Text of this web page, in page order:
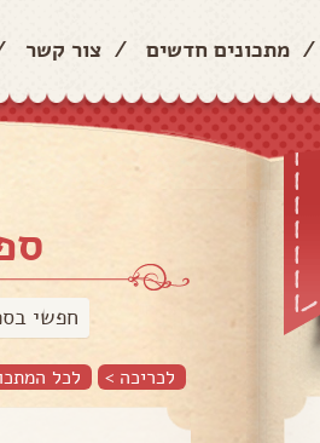
/ מתכונים חדשים / צור קשר
חפשי
לכריכה > לכל